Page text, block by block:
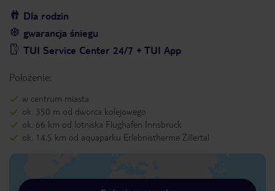
Dla rodzin
gwarancja śniegu
TUI Service Center 24/7 + TUI App
Położenie:
w centrum miasta
ok. 350 m od dworca kolejowego
ok. 66 km od lotniska Flughafen Innsbruck
ok. 14,5 km od aquaparku Erlebnistherme Zillertal